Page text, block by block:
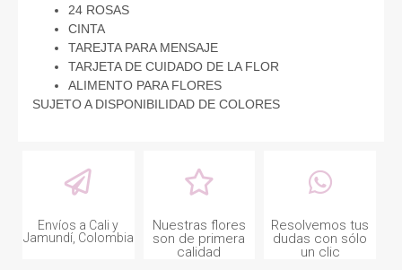
24 ROSAS
CINTA
TAREJTA PARA MENSAJE
TARJETA DE CUIDADO DE LA FLOR
ALIMENTO PARA FLORES
SUJETO A DISPONIBILIDAD DE COLORES
Envíos a Cali y
Jamundí, Colombia
Nuestras flores
son de primera
calidad
Resolvemos tus
dudas con sólo
un clic